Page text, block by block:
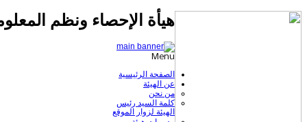
هيأة الإحصاء ونظم
Menu
الصفحة الرئيسية
عن الهيئة
من نحن
كلمة السيد رئيس
الهيئة لزوار الموقع